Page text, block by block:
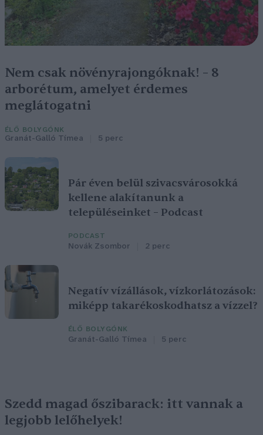
Nem csak növényrajongóknak! – 8
arborétum, amelyet érdemes
meglátogatni
ÉLŐ BOLYGÓNK
Granát-Galló Tímea 5 perc
Pár éven belül szivacsvárosokká
kellene alakítanunk a
településeinket – Podcast
PODCAST
Novák Zsombor 2 perc
Negatív vízállások, vízkorlátozások:
miképp takarékoskodhatsz a vízzel?
ÉLŐ BOLYGÓNK
Granát-Galló Tímea 5 perc
Szedd magad őszibarack: itt vannak a
legjobb lelőhelyek!